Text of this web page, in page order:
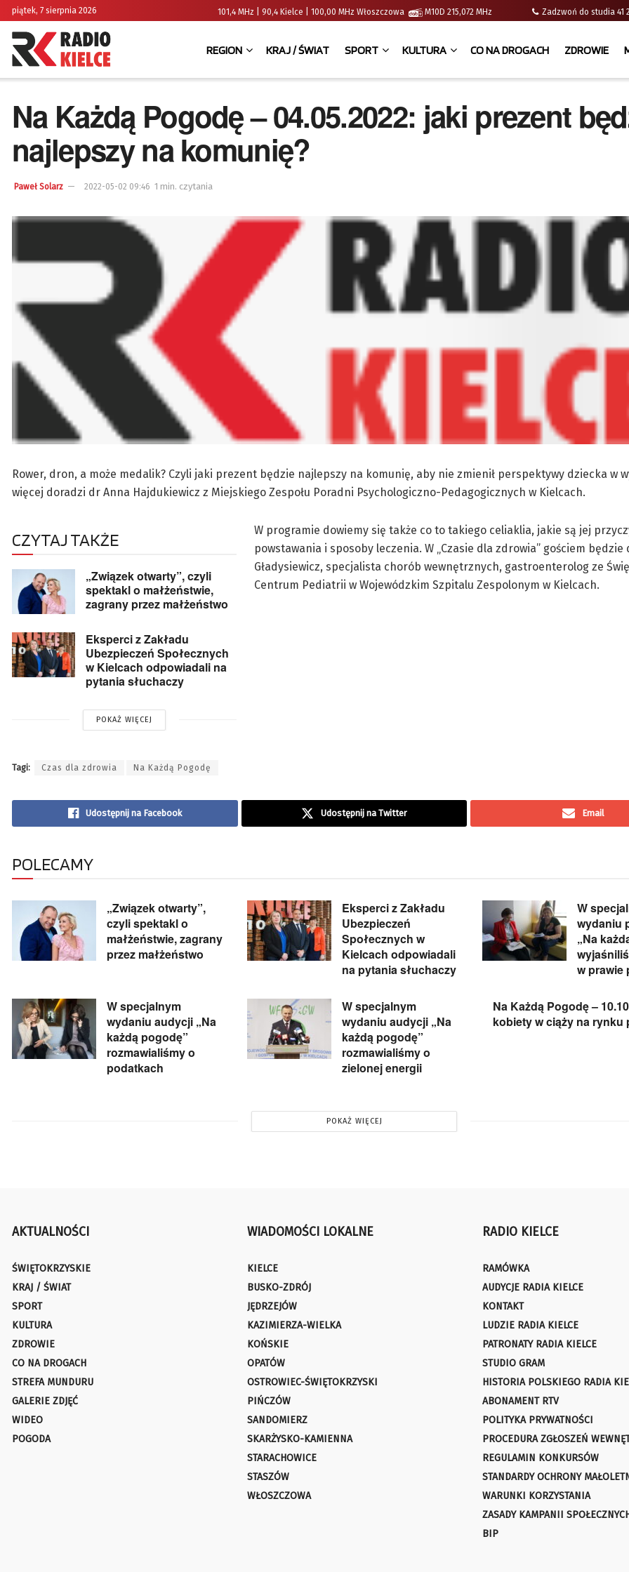
piątek, 7 sierpnia 2026 101,4 MHz | 90,4 Kielce | 100,00 MHz Włoszczowa M10D 215,072 MHz Zadzwoń do studia
REGION KRAJ / ŚWIAT SPORT KULTURA CO NA DROGACH ZDROWIE
Na Każdą Pogodę – 04.05.2022: jaki prezent
najlepszy na komunię?
Paweł Solarz 2022-05-02 09:46 1 min. czytania
Rower, dron, a może medalik? Czyli jaki prezent będzie najlepszy na komunię, aby nie zmienił perspektywy dziecka w
więcej doradzi dr Anna Hajdukiewicz z Miejskiego Zespołu Poradni Psychologiczno-Pedagogicznych w Kielcach.
CZYTAJ TAKŻE
„Związek otwarty”, czyli
spektakl o małżeństwie,
zagrany przez małżeństwo
Eksperci z Zakładu
Ubezpieczeń Społecznych
w Kielcach odpowiadali na
pytania słuchaczy
POKAŻ WIĘCEJ
W programie dowiemy się także co to takiego celiaklia, jakie są jej
powstawania i sposoby leczenia. W „Czasie dla zdrowia” gościem będzie
Gładysiewicz, specjalista chorób wewnętrznych, gastroenterolog ze
Centrum Pediatrii w Wojewódzkim Szpitalu Zespolonym w Kielcach.
Tagi: Czas dla zdrowia Na Każdą Pogodę
Udostępnij na Facebook Udostępnij na Twitter Email
POLECAMY
„Związek otwarty”,
czyli spektakl o
małżeństwie, zagrany
przez małżeństwo
Eksperci z Zakładu
Ubezpieczeń
Społecznych w
Kielcach odpowiadali
na pytania słuchaczy
W
wydaniu
„Na
w prawie
W specjalnym
wydaniu audycji „Na
każdą pogodę”
rozmawialiśmy o
podatkach
W specjalnym
wydaniu audycji „Na
każdą pogodę”
rozmawialiśmy o
zielonej energii
Na Każdą Pogodę –
kobiety w ciąży na rynku
POKAŻ WIĘCEJ
AKTUALNOŚCI
ŚWIĘTOKRZYSKIE
KRAJ / ŚWIAT
SPORT
KULTURA
ZDROWIE
CO NA DROGACH
STREFA MUNDURU
GALERIE ZDJĘĆ
WIDEO
POGODA
WIADOMOŚCI LOKALNE
KIELCE
BUSKO-ZDRÓJ
JĘDRZEJÓW
KAZIMIERZA-WIELKA
KOŃSKIE
OPATÓW
OSTROWIEC-ŚWIĘTOKRZYSKI
PIŃCZÓW
SANDOMIERZ
SKARŻYSKO-KAMIENNA
STARACHOWICE
STASZÓW
WŁOSZCZOWA
RADIO KIELCE
RAMÓWKA
AUDYCJE RADIA KIELCE
KONTAKT
LUDZIE RADIA KIELCE
PATRONATY RADIA KIELCE
STUDIO GRAM
HISTORIA POLSKIEGO RADIA
ABONAMENT RTV
POLITYKA PRYWATNOŚCI
PROCEDURA ZGŁOSZEŃ
REGULAMIN KONKURSÓW
STANDARDY OCHRONY
WARUNKI KORZYSTANIA
ZASADY KAMPANII
BIP